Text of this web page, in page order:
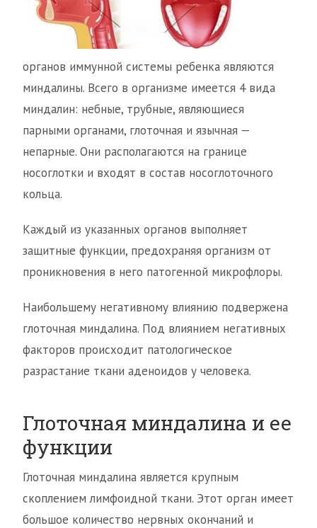
органов иммунной системы ребенка являются
миндалины. Всего в организме имеется 4 вида
миндалин: небные, трубные, являющиеся
парными органами, глоточная и язычная —
непарные. Они располагаются на границе
носоглотки и входят в состав носоглоточного
кольца.
Каждый из указанных органов выполняет
защитные функции, предохраняя организм от
проникновения в него патогенной микрофлоры.
Наибольшему негативному влиянию подвержена
глоточная миндалина. Под влиянием негативных
факторов происходит патологическое
разрастание ткани аденоидов у человека.
Глоточная миндалина и ее
функции
Глоточная миндалина является крупным
скоплением лимфоидной ткани. Этот орган имеет
большое количество нервных окончаний и